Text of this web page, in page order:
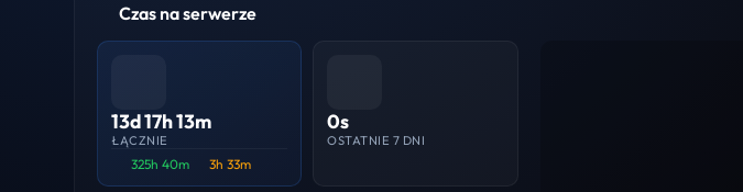
Czas na serwerze
13d 17h 13m
ŁĄCZNIE
325h 40m 3h 33m
0s
OSTATNIE 7 DNI